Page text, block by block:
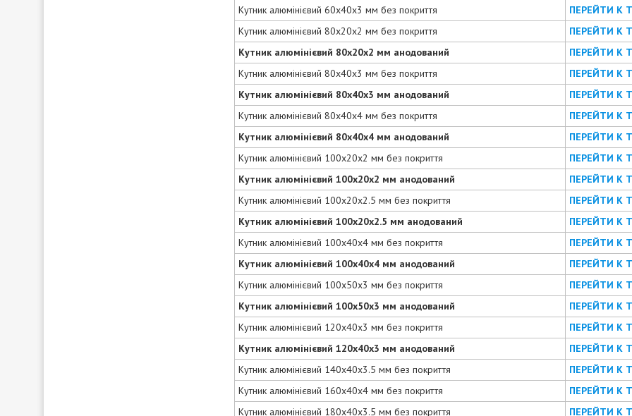
Кутник алюмінієвий 60х40х3 мм без покриття
ПЕРЕЙТИ К
Кутник алюмінієвий 80х20х2 мм без покриття
ПЕРЕЙТИ К
Кутник алюмінієвий 80х20х2 мм анодований
ПЕРЕЙТИ К
Кутник алюмінієвий 80х40х3 мм без покриття
ПЕРЕЙТИ К
Кутник алюмінієвий 80х40х3 мм анодований
ПЕРЕЙТИ К
Кутник алюмінієвий 80х40х4 мм без покриття
ПЕРЕЙТИ К
Кутник алюмінієвий 80х40х4 мм анодований
ПЕРЕЙТИ К
Кутник алюмінієвий 100х20х2 мм без покриття
ПЕРЕЙТИ К
Кутник алюмінієвий 100х20х2 мм анодований
ПЕРЕЙТИ К
Кутник алюмінієвий 100х20х2.5 мм без покриття
ПЕРЕЙТИ К
Кутник алюмінієвий 100х20х2.5 мм анодований
ПЕРЕЙТИ К
Кутник алюмінієвий 100х40х4 мм без покриття
ПЕРЕЙТИ К
Кутник алюмінієвий 100х40х4 мм анодований
ПЕРЕЙТИ К
Кутник алюмінієвий 100х50х3 мм без покриття
ПЕРЕЙТИ К
Кутник алюмінієвий 100х50х3 мм анодований
ПЕРЕЙТИ К
Кутник алюмінієвий 120х40х3 мм без покриття
ПЕРЕЙТИ К
Кутник алюмінієвий 120х40х3 мм анодований
ПЕРЕЙТИ К
Кутник алюмінієвий 140х40х3.5 мм без покриття
ПЕРЕЙТИ К
Кутник алюмінієвий 160х40х4 мм без покриття
ПЕРЕЙТИ К
Кутник алюмінієвий 180х40х3.5 мм без покриття
ПЕРЕЙТИ К